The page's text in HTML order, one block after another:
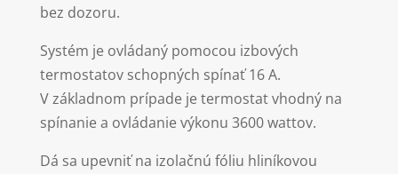
bez dozoru.
Systém je ovládaný pomocou izbových
termostatov schopných spínať 16 A.
V základnom prípade je termostat vhodný na
spínanie a ovládanie výkonu 3600 wattov.
Dá sa upevniť na izolačnú fóliu hliníkovou